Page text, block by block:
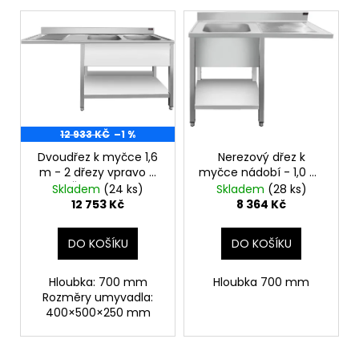
V
ý
p
r 12 933 KČ –1 %
Dvoudřez k myčce 1,6
m - 2 dřezy vpravo D
40 x Š 50 x H 25 cm
Skladem (24 ks)
12 753 Kč
DO KOŠÍKU
Hloubka: 700 mm
Rozměry umyvadla:
400×500×250 mm
Nerezový dřez k
myčce nádobí - 1,0 m,
1 dřez vlevo, hloubka
70 cm
Skladem (28 ks)
8 364 Kč
DO KOŠÍKU
Hloubka 700 mm
o
o